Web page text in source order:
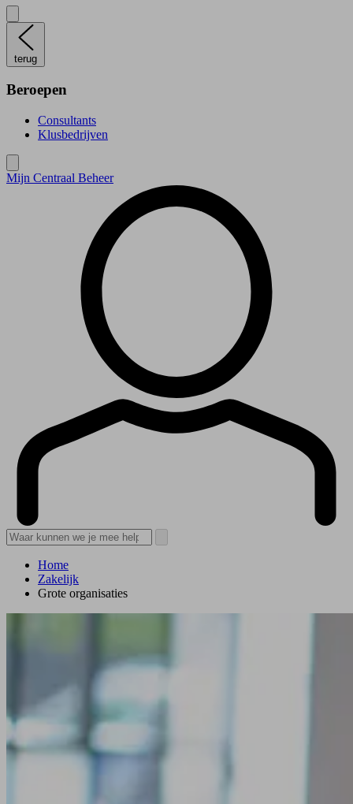
terug
Beroepen
Consultants
Klusbedrijven
Mijn Centraal Beheer
Home
Zakelijk
Grote organisaties